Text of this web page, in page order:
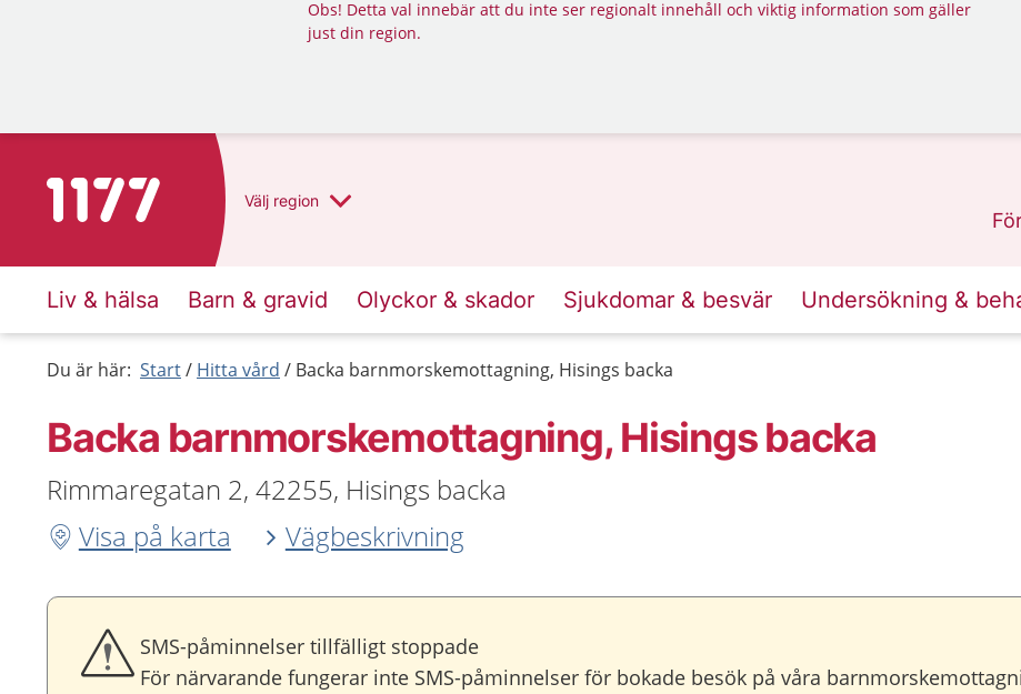
Obs! Detta val innebär att du inte ser regionalt innehåll och viktig information som gäller
just din region.
Till startsidan för 1177 Välj region
Liv & hälsa Barn & gravid Olyckor & skador Sjukdomar & besvär Undersökning &
Du är här: Start Hitta vård Backa barnmorskemottagning, Hisings backa
Backa barnmorskemottagning, Hisings backa
Rimmaregatan 2, 42255, Hisings backa
Visa på karta
Vägbeskrivning
SMS-påminnelser tillfälligt stoppade
För närvarande fungerar inte SMS-påminnelser för bokade besök på våra